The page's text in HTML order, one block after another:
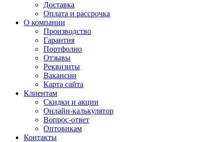
Доставка
Оплата и рассрочка
О компании
Производство
Гарантия
Портфолио
Отзывы
Реквизиты
Вакансии
Карта сайта
Клиентам
Скидки и акции
Онлайн-калькулятор
Вопрос-ответ
Оптовикам
Контакты